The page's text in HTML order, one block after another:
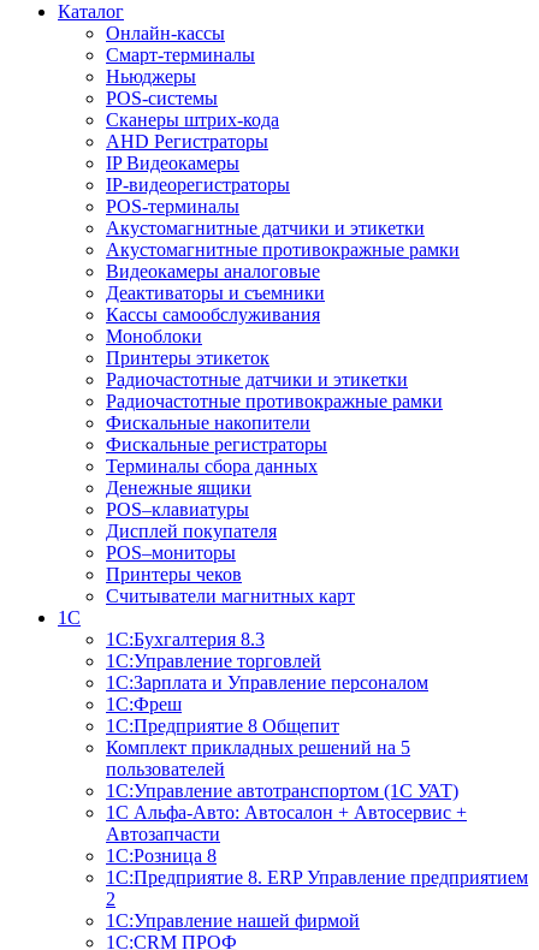
Каталог
Онлайн-кассы
Смарт-терминалы
Ньюджеры
POS-системы
Сканеры штрих-кода
AHD Регистраторы
IP Видеокамеры
IP-видеорегистраторы
POS-терминалы
Акустомагнитные датчики и этикетки
Акустомагнитные противокражные рамки
Видеокамеры аналоговые
Деактиваторы и съемники
Кассы самообслуживания
Моноблоки
Принтеры этикеток
Радиочастотные датчики и этикетки
Радиочастотные противокражные рамки
Фискальные накопители
Фискальные регистраторы
Терминалы сбора данных
Денежные ящики
POS–клавиатуры
Дисплей покупателя
POS–мониторы
Принтеры чеков
Считыватели магнитных карт
1С
1С:Бухгалтерия 8.3
1С:Управление торговлей
1С:Зарплата и Управление персоналом
1С:Фреш
1С:Предприятие 8 Общепит
Комплект прикладных решений на 5
пользователей
1С:Управление автотранспортом (1С УАТ)
1С Альфа-Авто: Автосалон + Автосервис +
Автозапчасти
1С:Розница 8
1С:Предприятие 8. ERP Управление предприятием
2
1С:Управление нашей фирмой
1С:CRM ПРОФ